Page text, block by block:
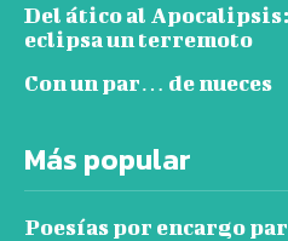
Del ático al
eclipsa un terremoto
Con un par… de nueces
Más popular
Poesías por encargo